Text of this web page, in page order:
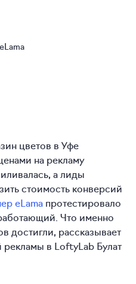
цветов в Уфе
на рекламу
а лиды
стоимость конверсий
eLama протестировало
Что именно
достигли, рассказывает
рекламы в LoftyLab Булат